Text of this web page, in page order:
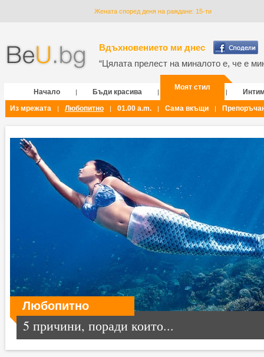
Жената според деня на раждане: 15-ти
Вдъхновението ми днес
“Цялата прелест на миналото е, че е
Начало | Бъди красива |
Моят стил
|
Из мрежата
| Любопитно | 01.00 a.m. | Сама вкъщи |
Любопитно
5 причини, поради които...